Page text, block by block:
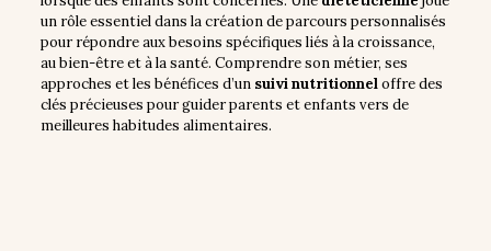
un rôle essentiel dans la création de parcours personnalisés
pour répondre aux besoins spécifiques liés à la croissance,
au bien-être et à la santé. Comprendre son métier, ses
approches et les bénéfices d’un suivi nutritionneloffre des
clés précieuses pour guider parents et enfants vers de
meilleures habitudes alimentaires.